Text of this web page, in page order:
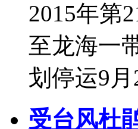
2015年第
至龙海一
划停运9
受台风杜